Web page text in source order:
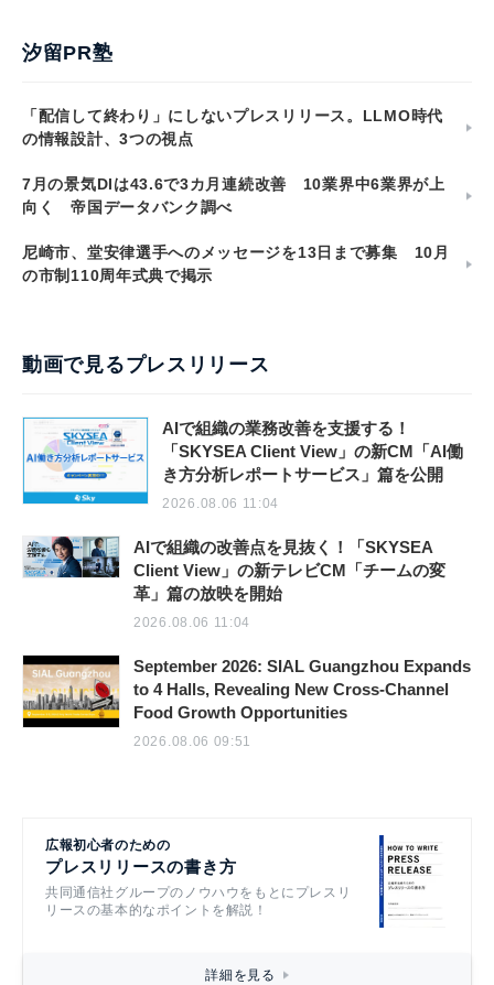
汐留PR塾
「配信して終わり」にしないプレスリリース。LLMO時代
の情報設計、3つの視点
7月の景気DIは43.6で3カ月連続改善 10業界中6業界が上
向く 帝国データバンク調べ
尼崎市、堂安律選手へのメッセージを13日まで募集 10月
の市制110周年式典で掲示
動画で見るプレスリリース
AIで組織の業務改善を支援する！
「SKYSEA Client View」の新CM「AI働
き方分析レポートサービス」篇を公開
2026.08.06 11:04
AIで組織の改善点を見抜く！「SKYSEA
Client View」の新テレビCM「チームの変
革」篇の放映を開始
2026.08.06 11:04
September 2026: SIAL Guangzhou Expands
to 4 Halls, Revealing New Cross-Channel
Food Growth Opportunities
2026.08.06 09:51
広報初心者のための
プレスリリースの書き方
共同通信社グループのノウハウをもとにプレスリ
リースの基本的なポイントを解説！
詳細を見る